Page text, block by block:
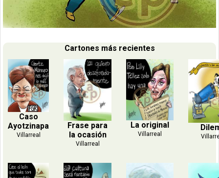
Cartones más recientes
Caso
Ayotzinapa
Villarreal
Frase para
la ocasión
Villarreal
La original
Villarreal